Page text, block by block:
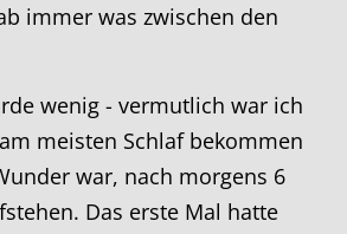
immer was zwischen den
wenig - vermutlich war ich
meisten Schlaf bekommen
war, nach morgens 6
Das erste Mal hatte